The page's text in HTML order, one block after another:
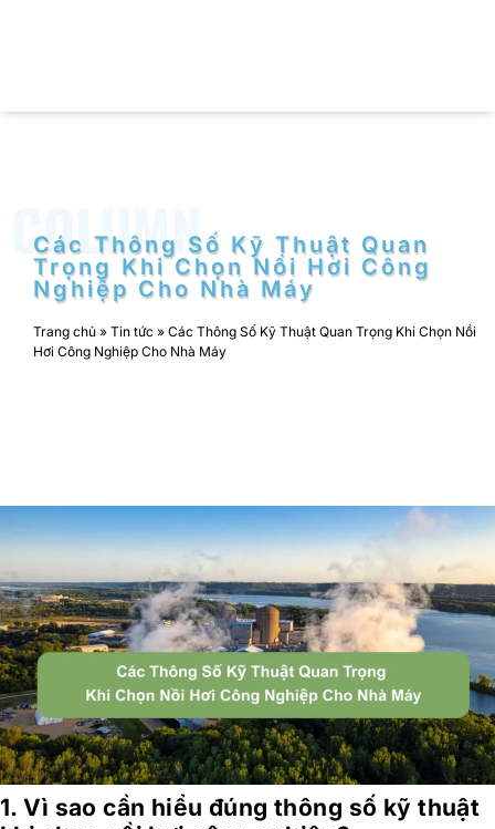
COLUMN
Các Thông Số Kỹ Thuật Quan
Trọng Khi Chọn Nồi Hơi Công
Nghiệp Cho Nhà Máy
Trang chủ » Tin tức » Các Thông Số Kỹ Thuật Quan Trọng Khi Chọn Nồi
Hơi Công Nghiệp Cho Nhà Máy
1. Vì sao cần hiểu đúng thông số kỹ thuật